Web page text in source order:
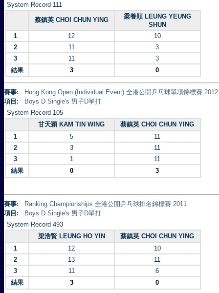
System Record 111
蔡鎮英 CHOI CHUN YING
梁養順 LEUNG YEUNG
SHUN
1
12
10
2
11
3
3
11
3
結果
3 0
賽事:
Hong Kong Open (Individual Event) 全港公開乒乓球單項錦標賽 2012
項目:
Boys D Single's 男子D單打
System Record 105
甘天穎 KAM TIN WING
蔡鎮英 CHOI CHUN YING
1
5
11
2
3
11
3
1
11
結果
0 3
賽事:
Ranking Championships 全港公開乒乓球排名錦標賽 2011
項目:
Boys D Single's 男子D單打
System Record 493
梁浩賢 LEUNG HO YIN
蔡鎮英 CHOI CHUN YING
1
12
10
2
13
11
3
11
6
結果
3 0